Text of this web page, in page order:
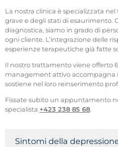
La nostra clinica è specializzata
grave e degli stati di esaurimento.
diagnostica, siamo in grado di
ogni cliente. L’integrazione delle
esperienze terapeutiche già fatte
Il nostro trattamento viene offerto
management attivo accompagna
sostiene nel loro reinserimento
Fissate subito un appuntamento
specialista +423 238 85 68.
Sintomi della